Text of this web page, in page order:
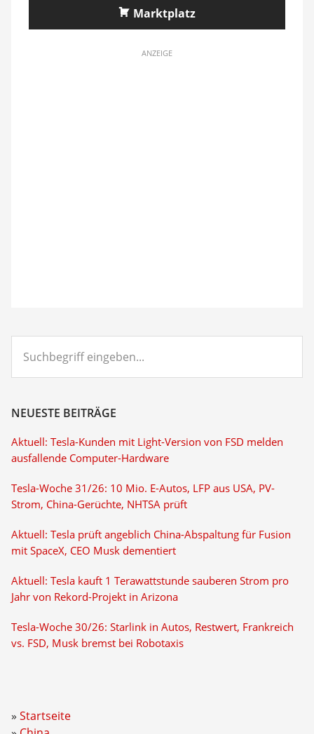
Marktplatz
ANZEIGE
eingeben...
NEUESTE BEITRÄGE
Aktuell: Tesla-Kunden mit Light-Version von FSD melden
ausfallende Computer-Hardware
Tesla-Woche 31/26: 10 Mio. E-Autos, LFP aus USA, PV-
Strom, China-Gerüchte, NHTSA prüft
Aktuell: Tesla prüft angeblich China-Abspaltung für Fusion
mit SpaceX, CEO Musk dementiert
Aktuell: Tesla kauft 1 Terawattstunde sauberen Strom pro
Jahr von Rekord-Projekt in Arizona
Tesla-Woche 30/26: Starlink in Autos, Restwert, Frankreich
vs. FSD, Musk bremst bei Robotaxis
Startseite